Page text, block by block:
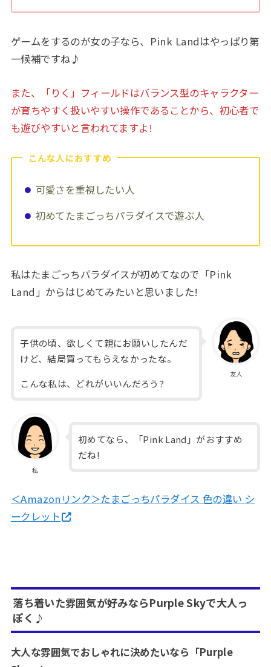
ゲームをするのが女の子なら、Pink Landはやっぱり第
一候補ですね♪
また、「りく」フィールドはバランス型のキャラクター
が育ちやすく扱いやすい操作であることから、初心者で
も遊びやすいと言われてますよ!
こんな人におすすめ
可愛さを重視したい人
初めてたまごっちパラダイスで遊ぶ人
私はたまごっちパラダイスが初めてなので「Pink
Land」からはじめてみたいと思いました!
友人
子供の頃、欲しくて親にお願いしたんだ
けど、結局買ってもらえなかったな。
こんな私は、どれがいいんだろう?
私
初めてなら、「Pink Land」がおすすめ
だね!
＜Amazonリンク＞たまごっちパラダイス 色の違い シ
ークレット
落ち着いた雰囲気が好みならPurple Skyで大人っ
ぽく♪
大人な雰囲気でおしゃれに決めたいなら「Purple